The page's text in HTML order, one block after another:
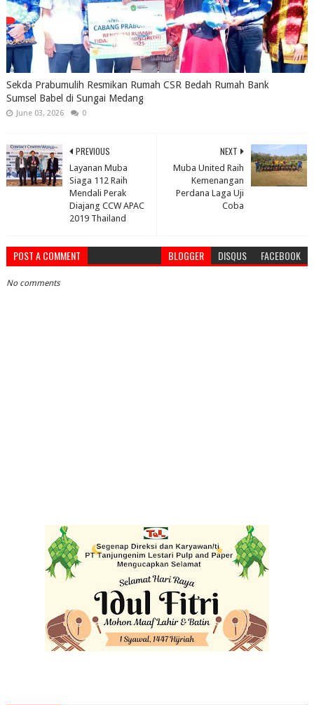
Sekda Prabumulih Resmikan Rumah CSR Bedah Rumah Bank
Sumsel Babel di Sungai Medang
June 03, 2026 0
NEXT
Muba United Raih
Kemenangan
Perdana Laga Uji
Coba
PREVIOUS
Layanan Muba
Siaga 112 Raih
Mendali Perak
Diajang CCW APAC
2019 Thailand
POST A COMMENT BLOGGER DISQUS FACEBOOK
No comments